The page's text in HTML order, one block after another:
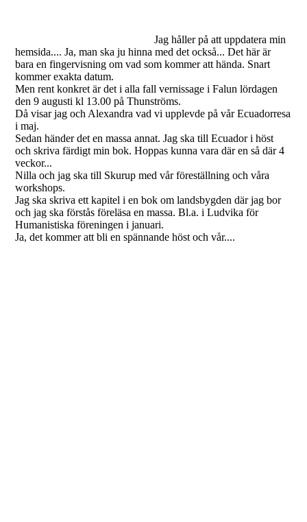
Jag håller på att uppdatera min
hemsida.... Ja, man ska ju hinna med det också... Det här är
bara en fingervisning om vad som kommer att hända. Snart
kommer exakta datum.
Men rent konkret är det i alla fall vernissage i Falun lördagen
den 9 augusti kl 13.00 på Thunströms.
Då visar jag och Alexandra vad vi upplevde på vår Ecuadorresa
i maj.
Sedan händer det en massa annat. Jag ska till Ecuador i höst
och skriva färdigt min bok. Hoppas kunna vara där en så där 4
veckor...
Nilla och jag ska till Skurup med vår föreställning och våra
workshops.
Jag ska skriva ett kapitel i en bok om landsbygden där jag bor
och jag ska förstås föreläsa en massa. Bl.a. i Ludvika för
Humanistiska föreningen i januari.
Ja, det kommer att bli en spännande höst och vår....